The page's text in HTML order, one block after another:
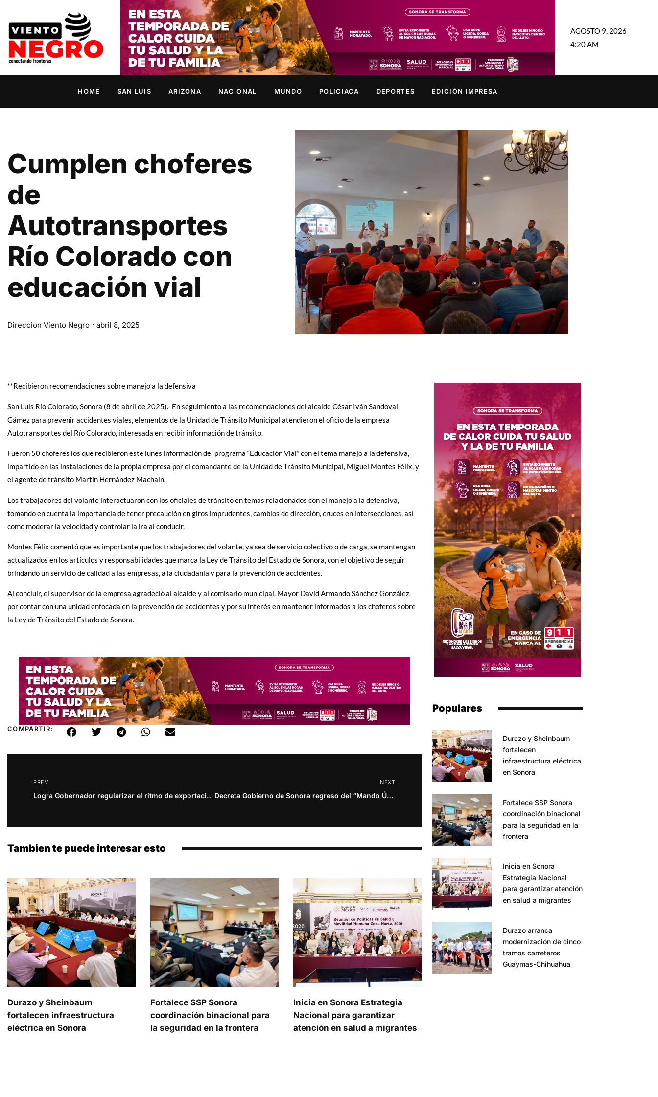
AGOSTO 9, 2026
4:20 AM
HOME SAN LUIS ARIZONA NACIONAL MUNDO POLICIACA DEPORTES EDICIÓN IMPRESA
Cumplen choferes
de
Autotransportes
Río Colorado con
educación vial
Direccion Viento Negro abril 8, 2025
**Recibieron recomendaciones sobre manejo a la defensiva
San Luis Río Colorado, Sonora (8 de abril de 2025).- En seguimiento a las recomendaciones del alcalde César Iván Sandoval
Gámez para prevenir accidentes viales, elementos de la Unidad de Tránsito Municipal atendieron el oficio de la empresa
Autotransportes del Río Colorado, interesada en recibir información de tránsito.
Fueron 50 choferes los que recibieron este lunes información del programa “Educación Vial” con el tema manejo a la defensiva,
impartido en las instalaciones de la propia empresa por el comandante de la Unidad de Tránsito Municipal, Miguel Montes Félix, y
el agente de tránsito Martín Hernández Machain.
Los trabajadores del volante interactuaron con los oficiales de tránsito en temas relacionados con el manejo a la defensiva,
tomando en cuenta la importancia de tener precaución en giros imprudentes, cambios de dirección, cruces en intersecciones, así
como moderar la velocidad y controlar la ira al conducir.
Montes Félix comentó que es importante que los trabajadores del volante, ya sea de servicio colectivo o de carga, se mantengan
actualizados en los artículos y responsabilidades que marca la Ley de Tránsito del Estado de Sonora, con el objetivo de seguir
brindando un servicio de calidad a las empresas, a la ciudadanía y para la prevención de accidentes.
Al concluir, el supervisor de la empresa agradeció al alcalde y al comisario municipal, Mayor David Armando Sánchez González,
por contar con una unidad enfocada en la prevención de accidentes y por su interés en mantener informados a los choferes sobre
la Ley de Tránsito del Estado de Sonora.
COMPARTIR:
PREV
Logra Gobernador regularizar el ritmo de exportación de ganado a EU
NEXT
Decreta Gobierno de Sonora regreso del “Mando Único” en SLRC
Tambien te puede interesar esto
Durazo y Sheinbaum
fortalecen infraestructura
eléctrica en Sonora
Fortalece SSP Sonora
coordinación binacional para
la seguridad en la frontera
Inicia en Sonora Estrategia
Nacional para garantizar
atención en salud a migrantes
Populares
Durazo y Sheinbaum
fortalecen
infraestructura eléctrica
en Sonora
Fortalece SSP Sonora
coordinación binacional
para la seguridad en la
frontera
Inicia en Sonora
Estrategia Nacional
para garantizar atención
en salud a migrantes
Durazo arranca
modernización de cinco
tramos carreteros
Guaymas-Chihuahua